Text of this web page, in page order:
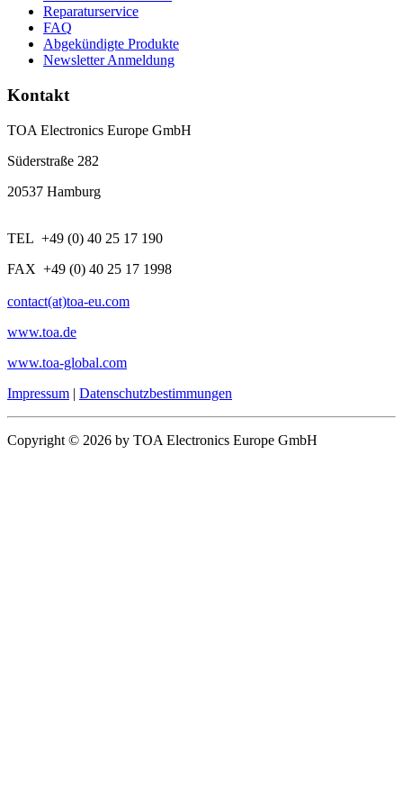
Reparaturservice
FAQ
Abgekündigte Produkte
Newsletter Anmeldung
Kontakt
TOA Electronics Europe GmbH
Süderstraße 282
20537 Hamburg
TEL +49 (0) 40 25 17 190
FAX +49 (0) 40 25 17 1998
contact(at)toa-eu.com
www.toa.de
www.toa-global.com
Impressum | Datenschutzbestimmungen
Copyright © 2026 by TOA Electronics Europe GmbH